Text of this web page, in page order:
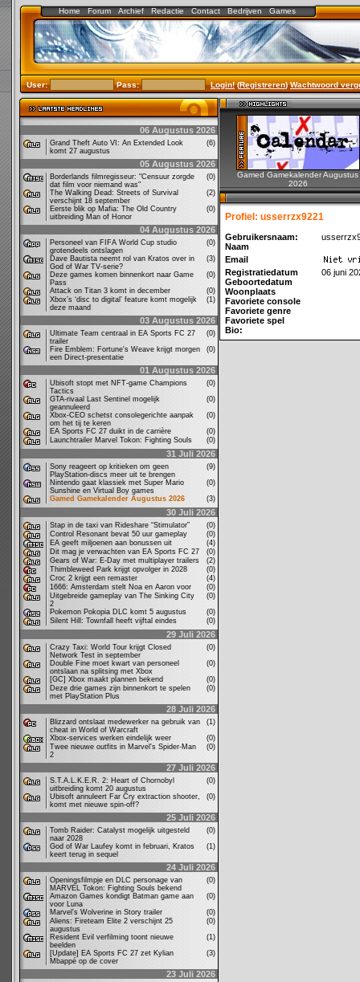
Home Forum Archief Redactie Contact Bedrijven Games
User: Pass: Login!(Registreren)Wachtwoord
06 Augustus 2026
Grand Theft Auto VI: An Extended Look
komt 27 augustus
(6)
05 Augustus 2026
Borderlands filmregisseur: "Censuur zorgde
dat film voor niemand was"
(0)
The Walking Dead: Streets of Survival
verschijnt 18 september
(2)
Eerste blik op Mafia: The Old Country
uitbreiding Man of Honor
(0)
04 Augustus 2026
Personeel van FIFA World Cup studio
grotendeels ontslagen
(0)
Dave Bautista neemt rol van Kratos over in
God of War TV-serie?
(3)
Deze games komen binnenkort naar Game
Pass
(0)
Attack on Titan 3 komt in december
(0)
Xbox’s ‘disc to digital’ feature komt mogelijk
deze maand
(1)
03 Augustus 2026
Ultimate Team centraal in EA Sports FC 27
trailer
(0)
Fire Emblem: Fortune's Weave krijgt morgen
een Direct-presentatie
(0)
01 Augustus 2026
Ubisoft stopt met NFT-game Champions
Tactics
(0)
GTA-rivaal Last Sentinel mogelijk
geannuleerd
(0)
Xbox-CEO schetst consolegerichte aanpak
om het tij te keren
(0)
EA Sports FC 27 duikt in de carrière
(0)
Launchtrailer Marvel Tokon: Fighting Souls
(0)
31 Juli 2026
Sony reageert op kritieken om geen
PlayStation-discs meer uit te brengen
(9)
Nintendo gaat klassiek met Super Mario
Sunshine en Virtual Boy games
(0)
Gamed Gamekalender Augustus 2026
(3)
30 Juli 2026
Stap in de taxi van Rideshare “Stimulator”
(0)
Control Resonant bevat 50 uur gameplay
(0)
EA geeft miljoenen aan bonussen uit
(4)
Dit mag je verwachten van EA Sports FC 27
(0)
Gears of War: E-Day met multiplayer trailers
(2)
Thimbleweed Park krijgt opvolger in 2028
(0)
Croc 2 krijgt een remaster
(4)
1666: Amsterdam stelt Noa en Aaron voor
(0)
Uitgebreide gameplay van The Sinking City
2
(0)
Pokemon Pokopia DLC komt 5 augustus
(0)
Silent Hill: Townfall heeft vijftal eindes
(0)
29 Juli 2026
Crazy Taxi: World Tour krijgt Closed
Network Test in september
(0)
Double Fine moet kwart van personeel
ontslaan na splitsing met Xbox
(0)
[GC] Xbox maakt plannen bekend
(0)
Deze drie games zijn binnenkort te spelen
met PlayStation Plus
(0)
28 Juli 2026
Blizzard ontslaat medewerker na gebruik van
cheat in World of Warcraft
(1)
Xbox-services werken eindelijk weer
(0)
Twee nieuwe outfits in Marvel's Spider-Man
2
(0)
27 Juli 2026
S.T.A.L.K.E.R. 2: Heart of Chornobyl
uitbreiding komt 20 augustus
(0)
Ubisoft annuleert Far Cry extraction shooter,
komt met nieuwe spin-off?
(0)
25 Juli 2026
Tomb Raider: Catalyst mogelijk uitgesteld
naar 2028
(0)
God of War Laufey komt in februari, Kratos
keert terug in sequel
(1)
24 Juli 2026
Openingsfilmpje en DLC personage van
MARVEL Tokon: Fighting Souls bekend
(0)
Amazon Games kondigt Batman game aan
voor Luna
(0)
Marvel's Wolverine in Story trailer
(0)
Aliens: Fireteam Elite 2 verschijnt 25
augustus
(0)
Resident Evil verfilming toont nieuwe
beelden
(1)
[Update] EA Sports FC 27 zet Kylian
Mbappé op de cover
(3)
23 Juli 2026
Gamed Gamekalender Augustus
2026
Profiel: usserrzx9221
Gebruikersnaam:
Naam
Email
Registratiedatum
06 juni
Geboortedatum
Woonplaats
Favoriete console
Favoriete genre
Favoriete spel
Bio: